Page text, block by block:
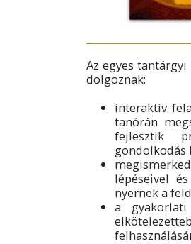
Az egyes
dolgoznak:
interaktív
tanórán
fejlesztik
gondolkodás
lépéseivel
nyernek a
a